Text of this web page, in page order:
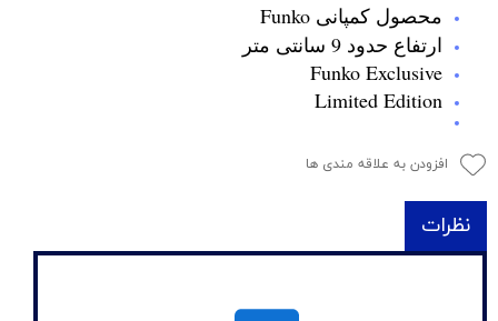
محصول کمپانی Funko
ارتفاع حدود 9 سانتی متر
Funko Exclusive
Limited Edition
افزودن به علاقه مندی ها
نظرات